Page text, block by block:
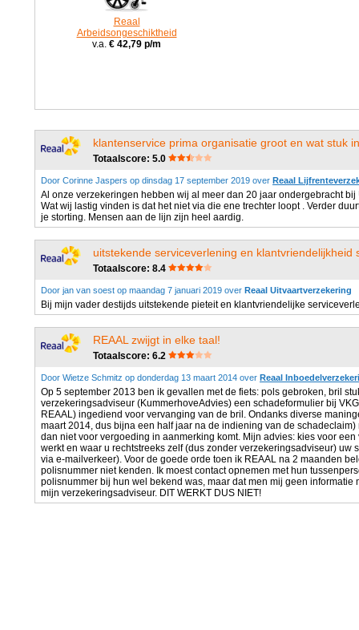
Reaal
Arbeidsongeschiktheid
v.a. € 42,79 p/m
klantenservice prima organisatie groot en wat stuk
Totaalscore: 5.0
Door Corinne Jaspers op dinsdag 17 september 2019 over Reaal
Al onze verzekeringen hebben wij al meer dan 20 jaar ondergebracht bij
Wat wij lastig vinden is dat het niet via die ene trechter loopt . Verder
je storting. Mensen aan de lijn zijn heel aardig.
uitstekende serviceverlening en klantvriendelijkheid
Totaalscore: 8.4
Door jan van soest op maandag 7 januari 2019 over Reaal Uitvaartverzekering
Bij mijn vader destijds uitstekende pieteit en klantvriendelijke
REAAL zwijgt in elke taal!
Totaalscore: 6.2
Door Wietze Schmitz op donderdag 13 maart 2014 over Reaal
Op 5 september 2013 ben ik gevallen met de fiets: pols gebroken, bril
verzekeringsadviseur (KummerhoveAdvies) een schadeformulier bij
REAAL) ingediend voor vervanging van de bril. Ondanks diverse
maart 2014, dus bijna een half jaar na de indiening van de
dan niet voor vergoeding in aanmerking komt. Mijn advies: kies voor
werkt en waar u rechtstreeks zelf (dus zonder verzekeringsadviseur) uw
via e-mailverkeer). Voor de goede orde toen ik REAAL na 2 maanden
polisnummer niet kenden. Ik moest contact opnemen met hun
polisnummer bij hun wel bekend was, maar dat men mij geen informatie
mijn verzekeringsadviseur. DIT WERKT DUS NIET!